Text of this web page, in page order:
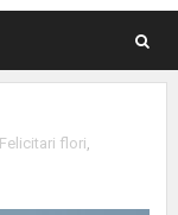
Felicitari flori,